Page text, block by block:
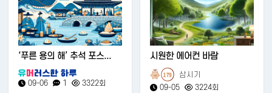
‘푸른 용의 해’ 추석 포스...
09-06 1 3322회
시원한 에어컨 바람
179
삼시기
09-05
3224회